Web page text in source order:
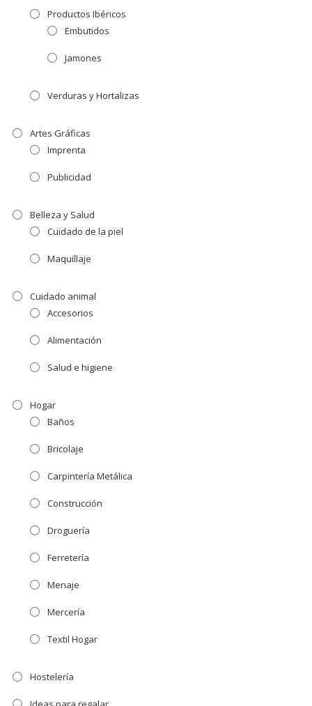
Productos Ibéricos
Embutidos
Jamones
Verduras y Hortalizas
Artes Gráficas
Imprenta
Publicidad
Belleza y Salud
Cuidado de la piel
Maquillaje
Cuidado animal
Accesorios
Alimentación
Salud e higiene
Hogar
Baños
Bricolaje
Carpintería Metálica
Construcción
Droguería
Ferretería
Menaje
Mercería
Textil Hogar
Hostelería